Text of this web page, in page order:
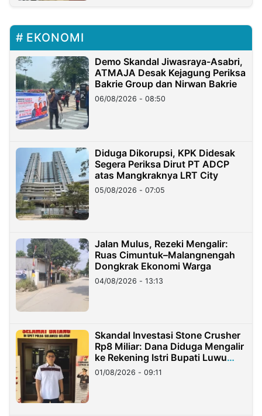
EKONOMI
Demo Skandal Jiwasraya-Asabri,
ATMAJA Desak Kejagung Periksa
Bakrie Group dan Nirwan Bakrie
06/08/2026 - 08:50
Diduga Dikorupsi, KPK Didesak
Segera Periksa Dirut PT ADCP
atas Mangkraknya LRT City
05/08/2026 - 07:05
Jalan Mulus, Rezeki Mengalir:
Ruas Cimuntuk–Malangnengah
Dongkrak Ekonomi Warga
04/08/2026 - 13:13
Skandal Investasi Stone Crusher
Rp8 Miliar: Dana Diduga Mengalir
ke Rekening Istri Bupati Luwu
Timur
01/08/2026 - 09:11